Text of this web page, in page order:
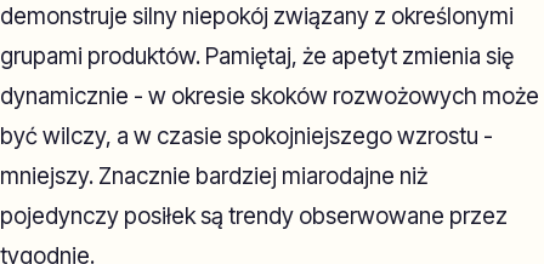
demonstruje silny niepokój związany z określonymi
grupami produktów. Pamiętaj, że apetyt zmienia się
dynamicznie - w okresie skoków rozwożowych może
być wilczy, a w czasie spokojniejszego wzrostu -
mniejszy. Znacznie bardziej miarodajne niż
pojedynczy posiłek są trendy obserwowane przez
tygodnie.